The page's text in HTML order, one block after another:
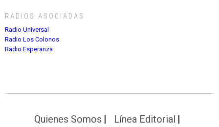
RADIOS ASOCIADAS
Radio Universal
Radio Los Colonos
Radio Esperanza
Quienes Somos
Línea Editorial